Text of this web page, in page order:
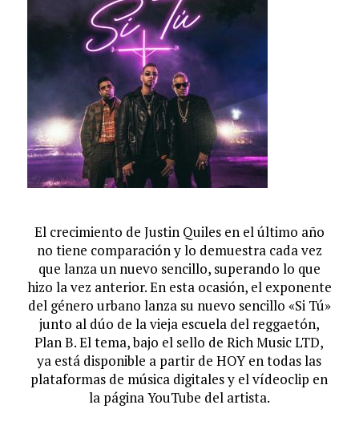
El crecimiento de Justin Quiles en el último año
no tiene comparación y lo demuestra cada vez
que lanza un nuevo sencillo, superando lo que
hizo la vez anterior. En esta ocasión, el exponente
del género urbano lanza su nuevo sencillo «Si Tú»
junto al dúo de la vieja escuela del reggaetón,
Plan B. El tema, bajo el sello de Rich Music LTD,
ya está disponible a partir de HOY en todas las
plataformas de música digitales y el vídeoclip en
la página YouTube del artista.